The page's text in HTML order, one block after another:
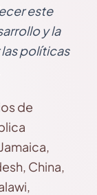
este
y la
políticas
de
China,